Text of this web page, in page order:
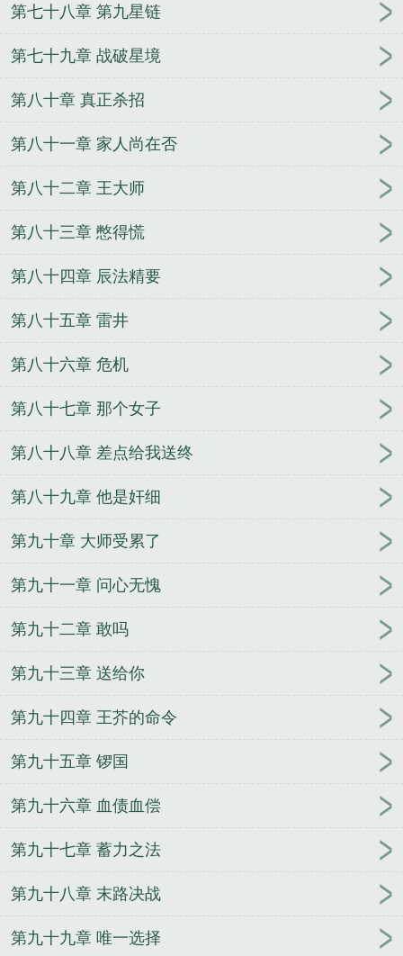
第七十八章 第九星链
第七十九章 战破星境
第八十章 真正杀招
第八十一章 家人尚在否
第八十二章 王大师
第八十三章 憋得慌
第八十四章 辰法精要
第八十五章 雷井
第八十六章 危机
第八十七章 那个女子
第八十八章 差点给我送终
第八十九章 他是奸细
第九十章 大师受累了
第九十一章 问心无愧
第九十二章 敢吗
第九十三章 送给你
第九十四章 王芥的命令
第九十五章 锣国
第九十六章 血债血偿
第九十七章 蓄力之法
第九十八章 末路决战
第九十九章 唯一选择